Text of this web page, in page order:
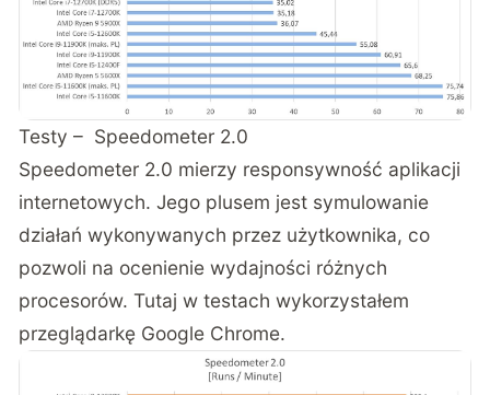
Testy – Speedometer 2.0
Speedometer 2.0 mierzy responsywność aplikacji
internetowych. Jego plusem jest symulowanie
działań wykonywanych przez użytkownika, co
pozwoli na ocenienie wydajności różnych
procesorów. Tutaj w testach wykorzystałem
przeglądarkę Google Chrome.